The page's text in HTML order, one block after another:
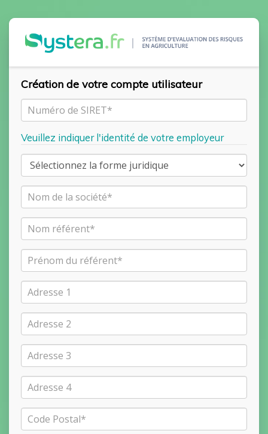
Création de votre compte utilisateur
Veuillez indiquer l'identité de votre employeur